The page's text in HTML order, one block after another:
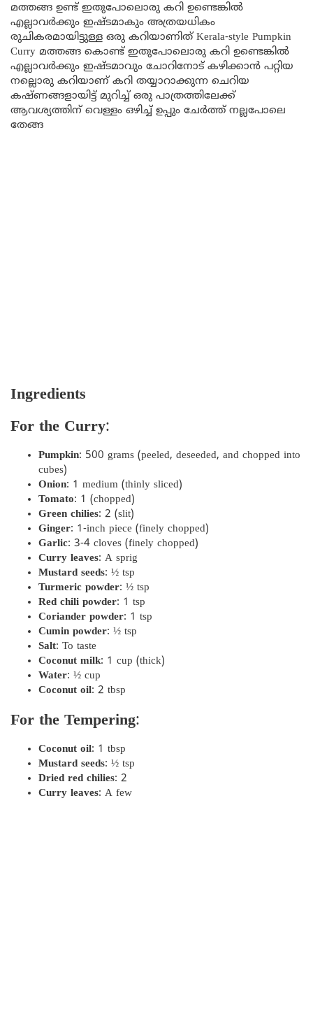
മത്തങ്ങ ഉണ്ട് ഇതുപോലൊരു കറി ഉണ്ടെങ്കിൽ
എല്ലാവർക്കും ഇഷ്ടമാകും അത്രയധികം
രുചികരമായിട്ടുള്ള ഒരു കറിയാണിത് Kerala-style Pumpkin
Curry മത്തങ്ങ കൊണ്ട് ഇതുപോലൊരു കറി ഉണ്ടെങ്കിൽ
എല്ലാവർക്കും ഇഷ്ടമാവും ചോറിനോട് കഴിക്കാൻ പറ്റിയ
നല്ലൊരു കറിയാണ് കറി തയ്യാറാക്കുന്ന ചെറിയ
കഷ്ണങ്ങളായിട്ട് മുറിച്ച് ഒരു പാത്രത്തിലേക്ക്
ആവശ്യത്തിന് വെള്ളം ഒഴിച്ച് ഉപ്പും ചേർത്ത് നല്ലപോലെ
തേങ്ങ
Ingredients
For the Curry:
Pumpkin: 500 grams (peeled, deseeded, and chopped into
cubes)
Onion: 1 medium (thinly sliced)
Tomato: 1 (chopped)
Green chilies: 2 (slit)
Ginger: 1-inch piece (finely chopped)
Garlic: 3-4 cloves (finely chopped)
Curry leaves: A sprig
Mustard seeds: ½ tsp
Turmeric powder: ½ tsp
Red chili powder: 1 tsp
Coriander powder: 1 tsp
Cumin powder: ½ tsp
Salt: To taste
Coconut milk: 1 cup (thick)
Water: ½ cup
Coconut oil: 2 tbsp
For the Tempering:
Coconut oil: 1 tbsp
Mustard seeds: ½ tsp
Dried red chilies: 2
Curry leaves: A few